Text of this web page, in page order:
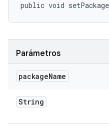
public void
Parámetros
packageName
String